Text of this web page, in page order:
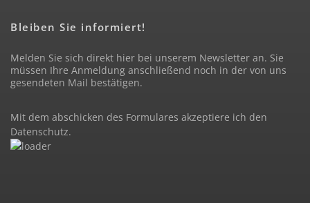
Bleiben Sie informiert!
Melden Sie sich direkt hier bei unserem Newsletter an. Sie
müssen Ihre Anmeldung anschließend noch in der von uns
gesendeten Mail bestätigen.
Mit dem abschicken des Formulares akzeptiere ich den
Datenschutz.